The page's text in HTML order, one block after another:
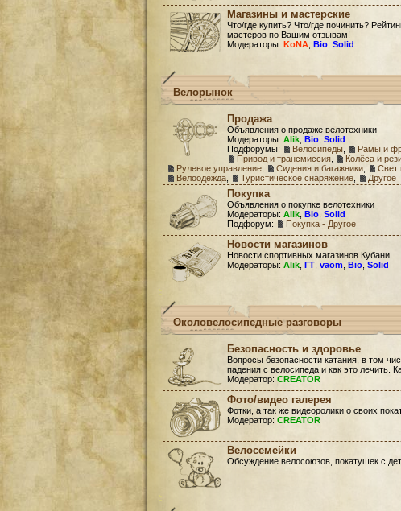
Магазины и мастерские
Что/где купить? Что/где починить?
мастеров по Вашим отзывам!
Модераторы: KoNA Bio Solid
Велорынок
Продажа
Объявления о продаже велотехники
Модераторы: Alik Bio Solid
Подфорумы:
Велосипеды Рамы и
Привод и трансмиссия
Колёса и
Рулевое управление
Сидения и багажники Свет
Велоодежда
Туристическое снаряжение Другое
Покупка
Объявления о покупке велотехники
Модераторы: Alik Bio Solid
Подфорум:
Покупка - Другое
Новости магазинов
Новости спортивных магазинов Кубани
Модераторы: Alik ГТ vaom Bio Solid
Околовелосипедные разговоры
Безопасность и здоровье
Вопросы безопасности катания, в том
падения с велосипеда и как это лечить.
Модератор: CREATOR
Фото/видео галерея
Фотки, а так же видеоролики о своих
Модератор: CREATOR
Велосемейки
Обсуждение велосоюзов, покатушек с